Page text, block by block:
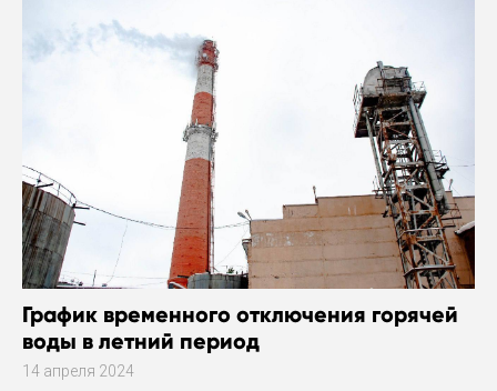
График временного отключения горячей
воды в летний период
14 апреля 2024